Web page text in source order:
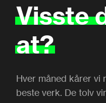
Visste
at?
Hver måned kårer vi
beste verk. De tolv